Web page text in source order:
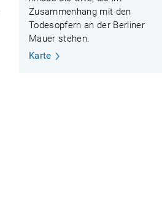
Zusammenhang mit den
Todesopfern an der Berliner
Mauer stehen.
Karte